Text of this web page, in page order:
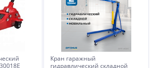
Кран гаражный
гидравлический складной